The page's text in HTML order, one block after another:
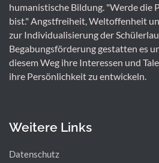
humanistische Bildung. "Werde die
bist." Angstfreiheit, Weltoffenheit
zur Individualisierung der
Begabungsförderung gestatten es
diesem Weg ihre Interessen und
ihre Persönlichkeit zu entwickeln.
Weitere Links
Datenschutz